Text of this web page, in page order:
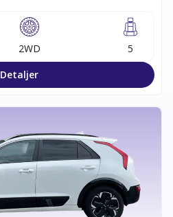
2WD
5
Detaljer